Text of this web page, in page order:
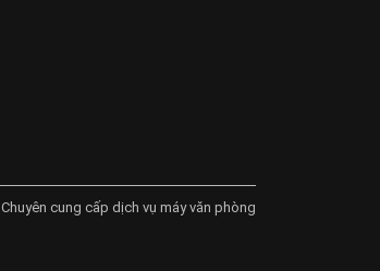
Chuyên cung cấp dịch vụ máy văn phòng